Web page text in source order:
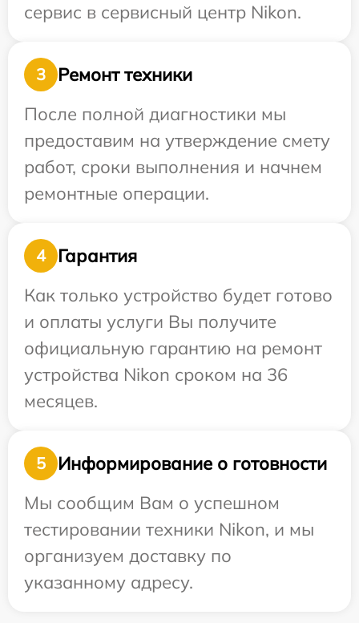
сервис в сервисный центр Nikon.
3
Ремонт техники
После полной диагностики мы
предоставим на утверждение смету
работ, сроки выполнения и начнем
ремонтные операции.
4
Гарантия
Как только устройство будет готово
и оплаты услуги Вы получите
официальную гарантию на ремонт
устройства Nikon сроком на 36
месяцев.
5
Информирование о готовности
Мы сообщим Вам о успешном
тестировании техники Nikon, и мы
организуем доставку по
указанному адресу.